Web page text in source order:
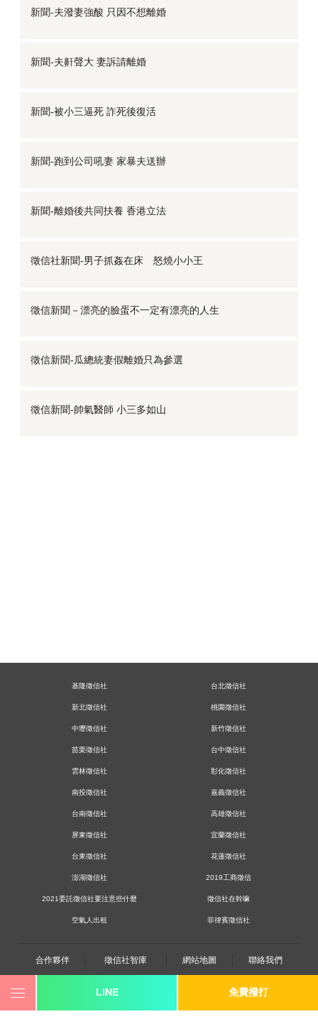
新聞-夫潑妻強酸 只因不想離婚
新聞-夫鼾聲大 妻訴請離婚
新聞-被小三逼死 詐死後復活
新聞-跑到公司吼妻 家暴夫送辦
新聞-離婚後共同扶養 香港立法
徵信社新聞-男子抓姦在床 怒燒小小王
徵信新聞－漂亮的臉蛋不一定有漂亮的人生
徵信新聞-瓜總統妻假離婚只為參選
徵信新聞-帥氣醫師 小三多如山
LINE 免費撥打
基隆徵信社 台北徵信社
新北徵信社 桃園徵信社
中壢徵信社 新竹徵信社
苗栗徵信社 台中徵信社
雲林徵信社 彰化徵信社
南投徵信社 嘉義徵信社
台南徵信社 高雄徵信社
屏東徵信社 宜蘭徵信社
台東徵信社 花蓮徵信社
澎湖徵信社 2019工商徵信
2021委託徵信社要注意些什麼 徵信社在幹嘛
空氣人出租 菲律賓徵信社
合作夥伴 徵信社智庫 網站地圖 聯絡我們
0800-250-555 revote990109@gmail.com
youtube twitter facebook line